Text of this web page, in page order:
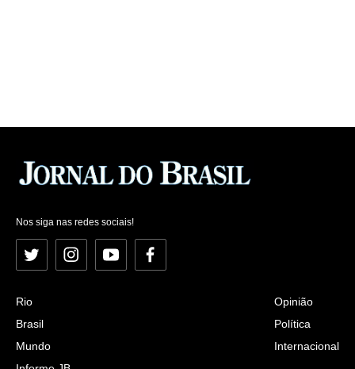
Nos siga nas redes sociais!
Twitter InstagramYouTubeFacebook
Rio
Brasil
Mundo
Opinião
Política
Internacional